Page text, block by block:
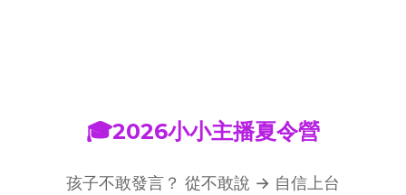
🎓2026小小主播夏令營
孩子不敢發言？ 從不敢說 → 自信上台